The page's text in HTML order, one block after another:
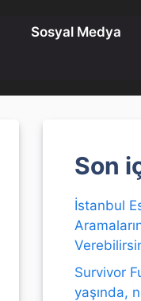
Sosyal Medya
Son
İstanbul
Survivor
yaşında,